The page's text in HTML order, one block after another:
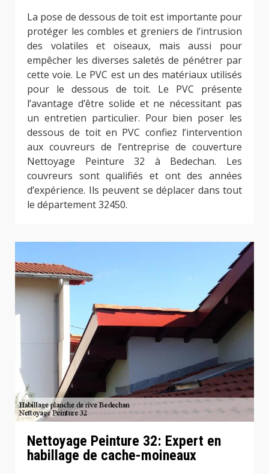
La pose de dessous de toit est importante pour
protéger les combles et greniers de l’intrusion
des volatiles et oiseaux, mais aussi pour
empêcher les diverses saletés de pénétrer par
cette voie. Le PVC est un des matériaux utilisés
pour le dessous de toit. Le PVC présente
l’avantage d’être solide et ne nécessitant pas
un entretien particulier. Pour bien poser les
dessous de toit en PVC confiez l’intervention
aux couvreurs de l’entreprise de couverture
Nettoyage Peinture 32 à Bedechan. Les
couvreurs sont qualifiés et ont des années
d’expérience. Ils peuvent se déplacer dans tout
le département 32450.
Nettoyage Peinture 32: Expert en
habillage de cache-moineaux